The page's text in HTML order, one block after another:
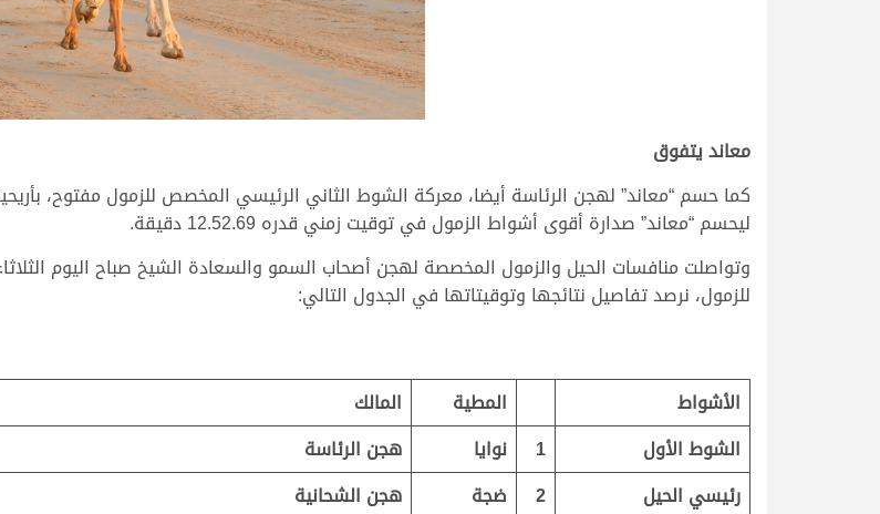
معاند يتفوق
كما حسم “معاند” لهجن الرئاسة أيضا، معركة الشوط الثاني الرئيسي المخصص للزمول مفتوح،
ليحسم “معاند” صدارة أقوى أشواط الزمول في توقيت زمني قدره 12.52.69 دقيقة.
للزمول، نرصد تفاصيل نتائجها وتوقيتاتها في الجدول التالي:
الأشواط المطية المالك
الشوط الأول
1 نوايا هجن الرئاسة
رئيسي الحيل
2 ضجة هجن الشحانية